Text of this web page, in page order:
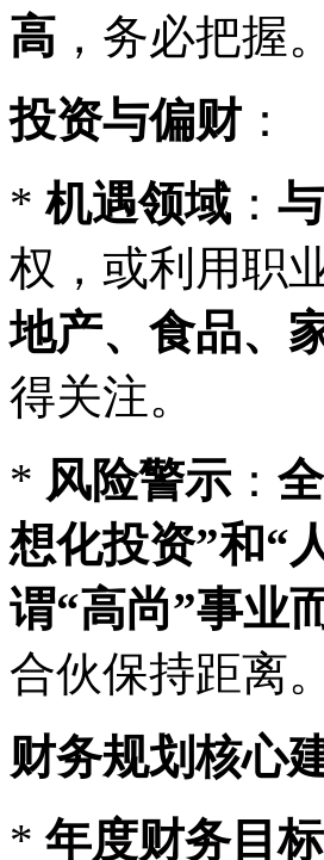
高 ，务必把握。
投资与偏财 ：
*机遇领域 ：
权，或利用职
地产、食品、
得关注。
* 风险警示：
想化投资”和“
谓“高尚”事业
合伙保持距离。
财务规划核心
* 年度财务目标